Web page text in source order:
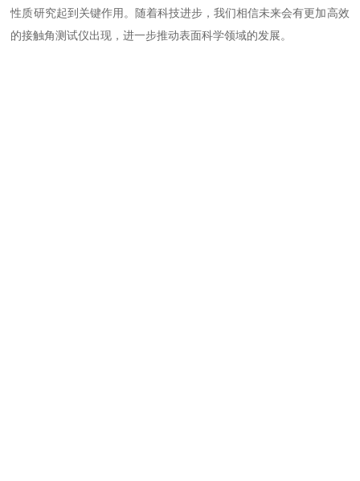
性质研究起到关键作用。随着科技进步，我们相信未来会有更加高效
的接触角测试仪出现，进一步推动表面科学领域的发展。